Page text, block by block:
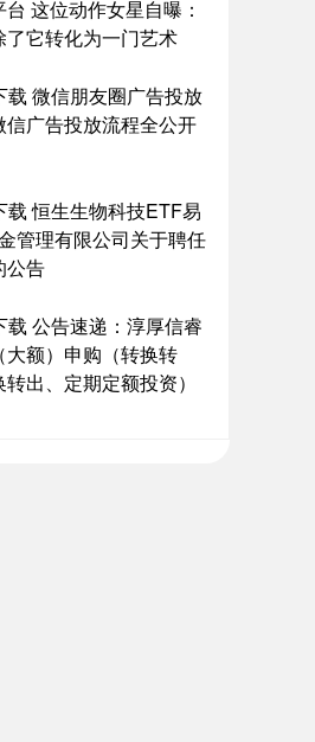
这位动作女星自曝：
它转化为一门艺术
微信朋友圈广告投放
广告投放流程全公开
恒生生物科技ETF易
管理有限公司关于聘任
公告
载 公告速递：淳厚信睿
额）申购（转换转
出、定期定额投资）